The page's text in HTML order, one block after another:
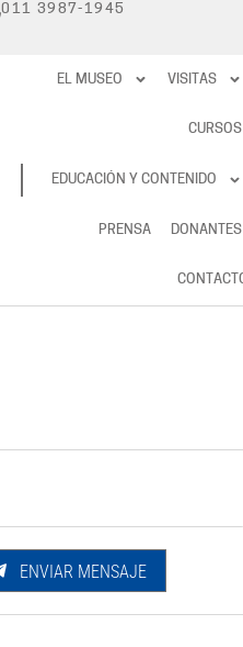
011 3987-1945
RESERVAS
EL MUSEO VISITAS
CURSOS
EDUCACIÓN Y CONTENIDO
PRENSA DONANTES
ENVIAR MENSAJE